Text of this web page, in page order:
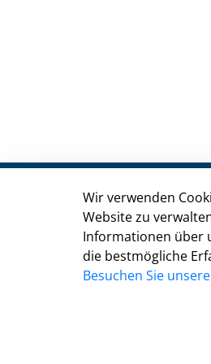
Stadt Troisdorf
Kölner Straße
02241 900-0
Wir verwenden
Website zu
Informationen über
die bestmögliche
Besuchen Sie